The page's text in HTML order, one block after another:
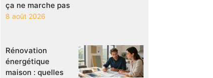
ça ne marche pas
8 août 2026
Rénovation
énergétique
maison : quelles